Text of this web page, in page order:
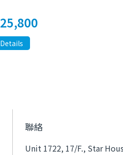
25,800
Details
聯絡
Unit 1722, 17/F., Star